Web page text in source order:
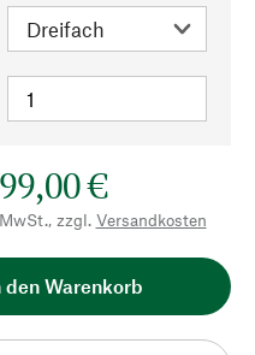
€
zzgl. Versandkosten
den Warenkorb